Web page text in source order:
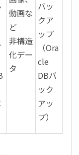
動画な
ど
非構造
化デー
タ
バッ
クア
ップ
（Ora
cle
DBバ
ック
アッ
プ）